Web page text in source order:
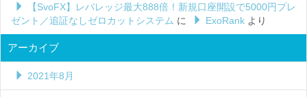
【SvoFX】レバレッジ最大888倍！新規口座開設で5000円プレ
ゼント／追証なしゼロカットシステム に ExoRank より
アーカイブ
2021年8月